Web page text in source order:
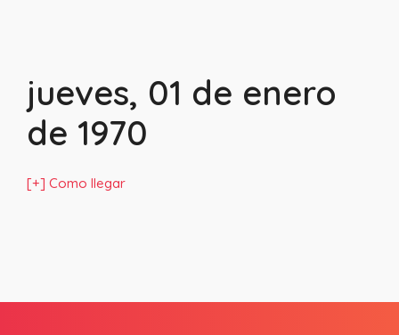
jueves, 01 de enero
de 1970
[+] Como llegar